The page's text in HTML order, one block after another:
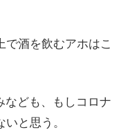
で酒を飲むアホはこ
なども、もしコロナ
と思う。